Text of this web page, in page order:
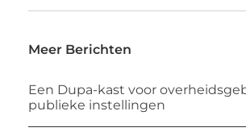
Meer Berichten
Een Dupa-kast voor
publieke instellingen